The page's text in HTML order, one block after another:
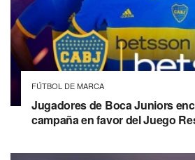
FÚTBOL DE MARCA
Jugadores de Boca Juniors
campaña en favor del Juego